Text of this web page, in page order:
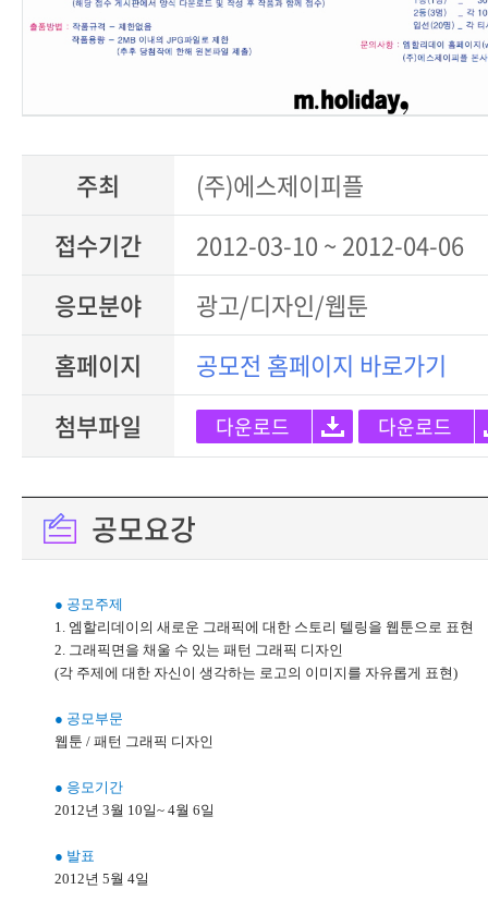
주최
(주)에스제이피플
접수기간
2012-03-10 ~ 2012-04-06
응모분야
광고/디자인/웹툰
홈페이지
공모전 홈페이지 바로가기
첨부파일
다운로드 다운로드
공모요강
● 공모주제
1. 엠할리데이의 새로운 그래픽에 대한 스토리 텔링을 웹툰으로 표현
2. 그래픽면을 채울 수 있는 패턴 그래픽 디자인
(각 주제에 대한 자신이 생각하는 로고의 이미지를 자유롭게 표현)
● 공모부문
웹툰 / 패턴 그래픽 디자인
● 응모기간
2012년 3월 10일~ 4월 6일
● 발표
2012년 5월 4일